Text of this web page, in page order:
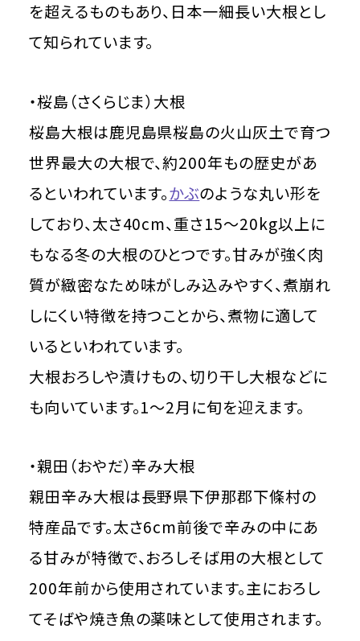
を超えるものもあり、日本一細長い大根とし
て知られています。
・桜島（さくらじま）大根
桜島大根は鹿児島県桜島の火山灰土で育つ
世界最大の大根で、約200年もの歴史があ
るといわれています。かぶのような丸い形を
しており、太さ40cm、重さ15～20kg以上に
もなる冬の大根のひとつです。甘みが強く肉
質が緻密なため味がしみ込みやすく、煮崩れ
しにくい特徴を持つことから、煮物に適して
いるといわれています。
大根おろしや漬けもの、切り干し大根などに
も向いています。1～2月に旬を迎えます。
・親田（おやだ）辛み大根
親田辛み大根は長野県下伊那郡下條村の
特産品です。太さ6cm前後で辛みの中にあ
る甘みが特徴で、おろしそば用の大根として
200年前から使用されています。主におろし
てそばや焼き魚の薬味として使用されます。